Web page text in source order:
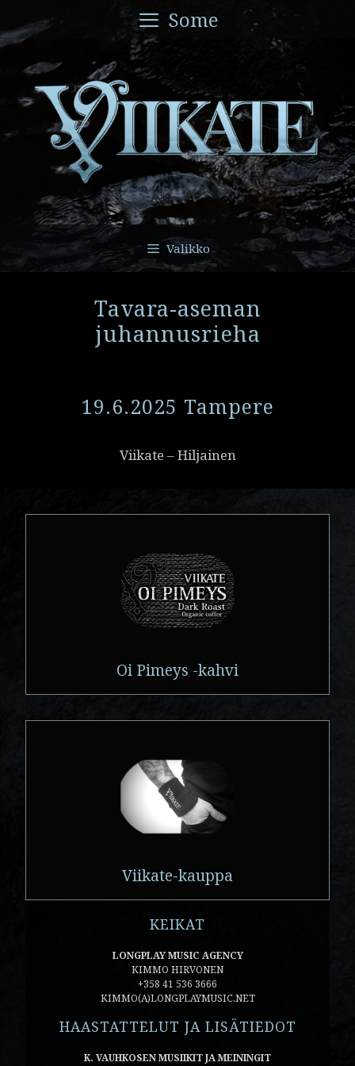
sisältöön
Some
Valikko
Tavara-aseman
juhannusrieha
19.6.2025 Tampere
Viikate – Hiljainen
Oi Pimeys -kahvi
Viikate-kauppa
KEIKAT
LONGPLAY MUSIC AGENCY
KIMMO HIRVONEN
+358 41 536 3666
KIMMO(A)LONGPLAYMUSIC.NET
HAASTATTELUT JA LISÄTIEDOT
K. VAUHKOSEN MUSIIKIT JA MEININGIT